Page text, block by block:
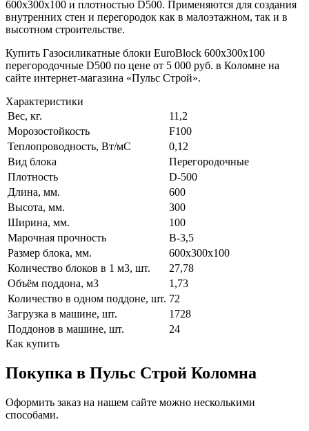
600х300х100 и плотностью D500. Применяются для создания
внутренних стен и перегородок как в малоэтажном, так и в
высотном строительстве.
Купить Газосиликатные блоки EuroBlock 600х300х100
перегородочные D500 по цене от 5 000 руб. в Коломне на
сайте интернет-магазина «Пульс Строй».
Характеристики
Вес, кг.
11,2
Морозостойкость
F100
Теплопроводность, Вт/мC
0,12
Вид блока
Перегородочные
Плотность
D-500
Длина, мм.
600
Высота, мм.
300
Ширина, мм.
100
Марочная прочность
В-3,5
Размер блока, мм.
600х300х100
Количество блоков в 1 м3, шт.
27,78
Объём поддона, м3
1,73
Количество в одном поддоне, шт. 72
Загрузка в машине, шт.
1728
Поддонов в машине, шт.
24
Как купить
Покупка в Пульс Строй Коломна
Оформить заказ на нашем сайте можно несколькими
способами.